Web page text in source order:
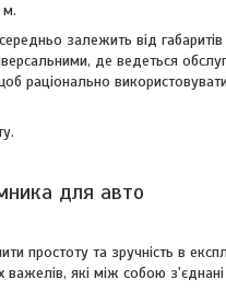
м.
залежить від
де ведеться
раціонально
для авто
простоту та зручність в
важелів, які між собою